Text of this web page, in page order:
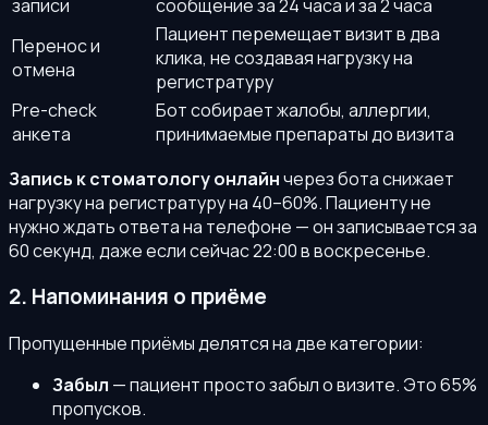
записи
сообщение за 24 часа и за 2 часа
Перенос и
отмена
Пациент перемещает визит в два
клика, не создавая нагрузку на
регистратуру
Pre-check
анкета
Бот собирает жалобы, аллергии,
принимаемые препараты до визита
Запись к стоматологу онлайнчерез бота снижает
нагрузку на регистратуру на 40–60%. Пациенту не
нужно ждать ответа на телефоне — он записывается за
60 секунд, даже если сейчас 22:00 в воскресенье.
2. Напоминания о приёме
Пропущенные приёмы делятся на две категории:
Забыл — пациент просто забыл о визите. Это 65%
пропусков.